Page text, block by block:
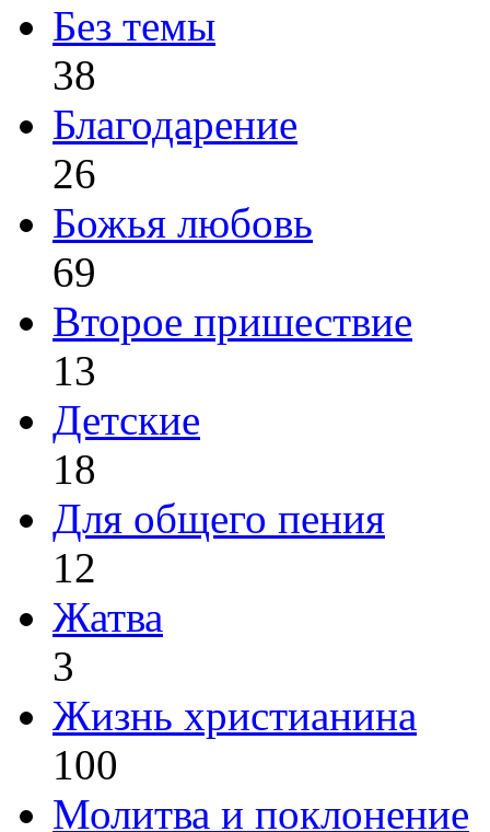
Без темы
38
Благодарение
26
Божья любовь
69
Второе пришествие
13
Детские
18
Для общего пения
12
Жатва
3
Жизнь христианина
100
Молитва и поклонение